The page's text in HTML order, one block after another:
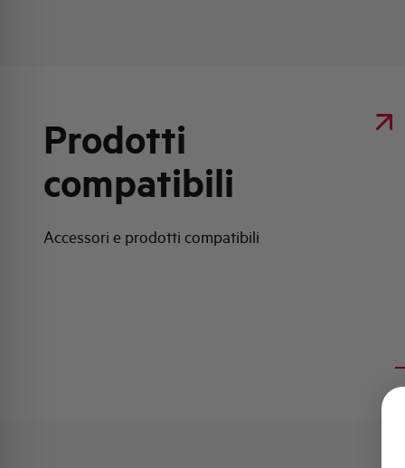
Prodotti
compatibili
Accessori e prodotti compatibili